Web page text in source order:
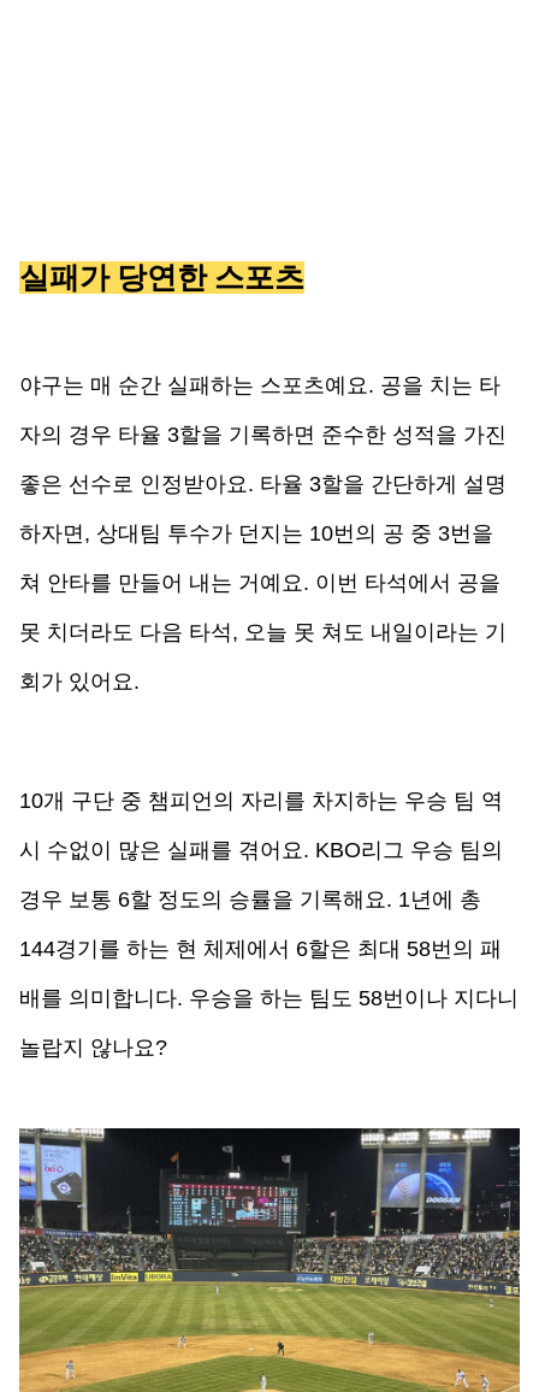
실패가 당연한 스포츠
야구는 매 순간 실패하는 스포츠예요. 공을 치는 타
자의 경우 타율 3할을 기록하면 준수한 성적을 가진
좋은 선수로 인정받아요. 타율 3할을 간단하게 설명
하자면, 상대팀 투수가 던지는 10번의 공 중 3번을
쳐 안타를 만들어 내는 거예요. 이번 타석에서 공을
못 치더라도 다음 타석, 오늘 못 쳐도 내일이라는 기
회가 있어요.
10개 구단 중 챔피언의 자리를 차지하는 우승 팀 역
시 수없이 많은 실패를 겪어요. KBO리그 우승 팀의
경우 보통 6할 정도의 승률을 기록해요. 1년에 총
144경기를 하는 현 체제에서 6할은 최대 58번의 패
배를 의미합니다. 우승을 하는 팀도 58번이나 지다니
놀랍지 않나요?